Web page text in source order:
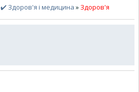
✔️ Здоров'я і медицина » Здоров'я